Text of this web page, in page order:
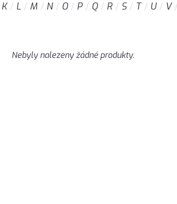
K L M N O P Q R S T U V
Nebyly nalezeny žádné produkty.